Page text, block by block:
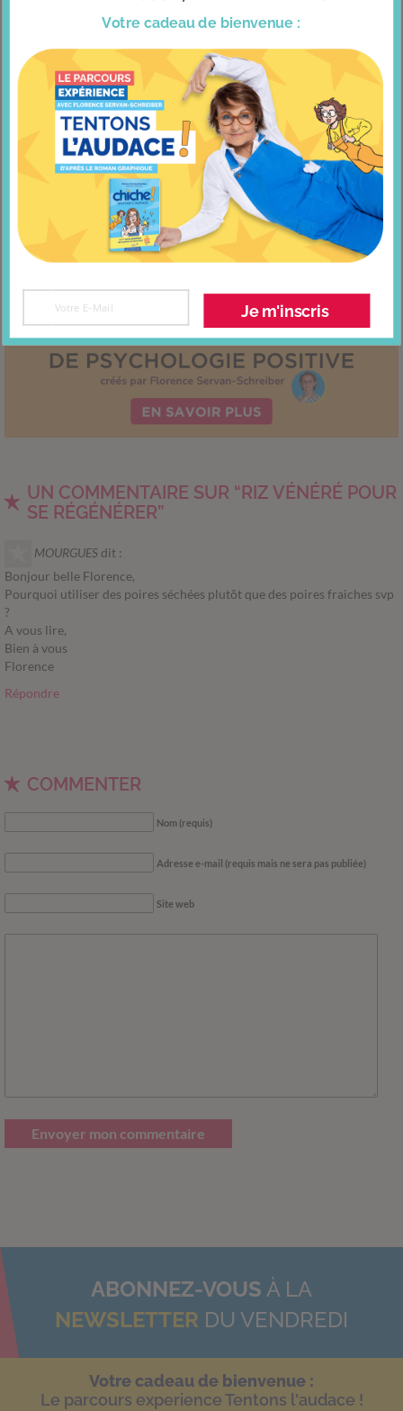
Quiche carottes cheddar @chefsylvieberger
UN COMMENTAIRE SUR “RIZ VÉNÉRÉ POUR
SE RÉGÉNÉRER”
MOURGUES dit :
Bonjour belle Florence,
Pourquoi utiliser des poires séchées plutôt que des poires fraiches svp
?
A vous lire,
Bien à vous
Florence
Répondre
COMMENTER
Nom (requis)
Adresse e-mail (requis mais ne sera pas publiée)
Site web
Envoyer mon commentaire
ABONNEZ-VOUS À LA
NEWSLETTER DU VENDREDI
Votre cadeau de bienvenue :
Le parcours experience Tentons l'audace !
Votre cadeaude bienvenue :
Je m'inscris